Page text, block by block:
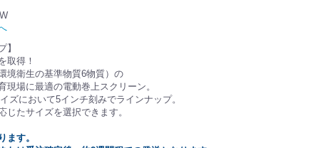
】
取得！
境衛生の基準物質6物質）の
現場に最適の電動巻上スクリーン。
ズにおいて5インチ刻みでラインナップ。
じたサイズを選択できます。
ます。